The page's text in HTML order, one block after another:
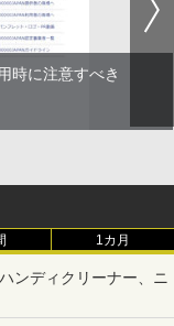
時に注意すべき
1カ月
ンディクリーナー、ニ